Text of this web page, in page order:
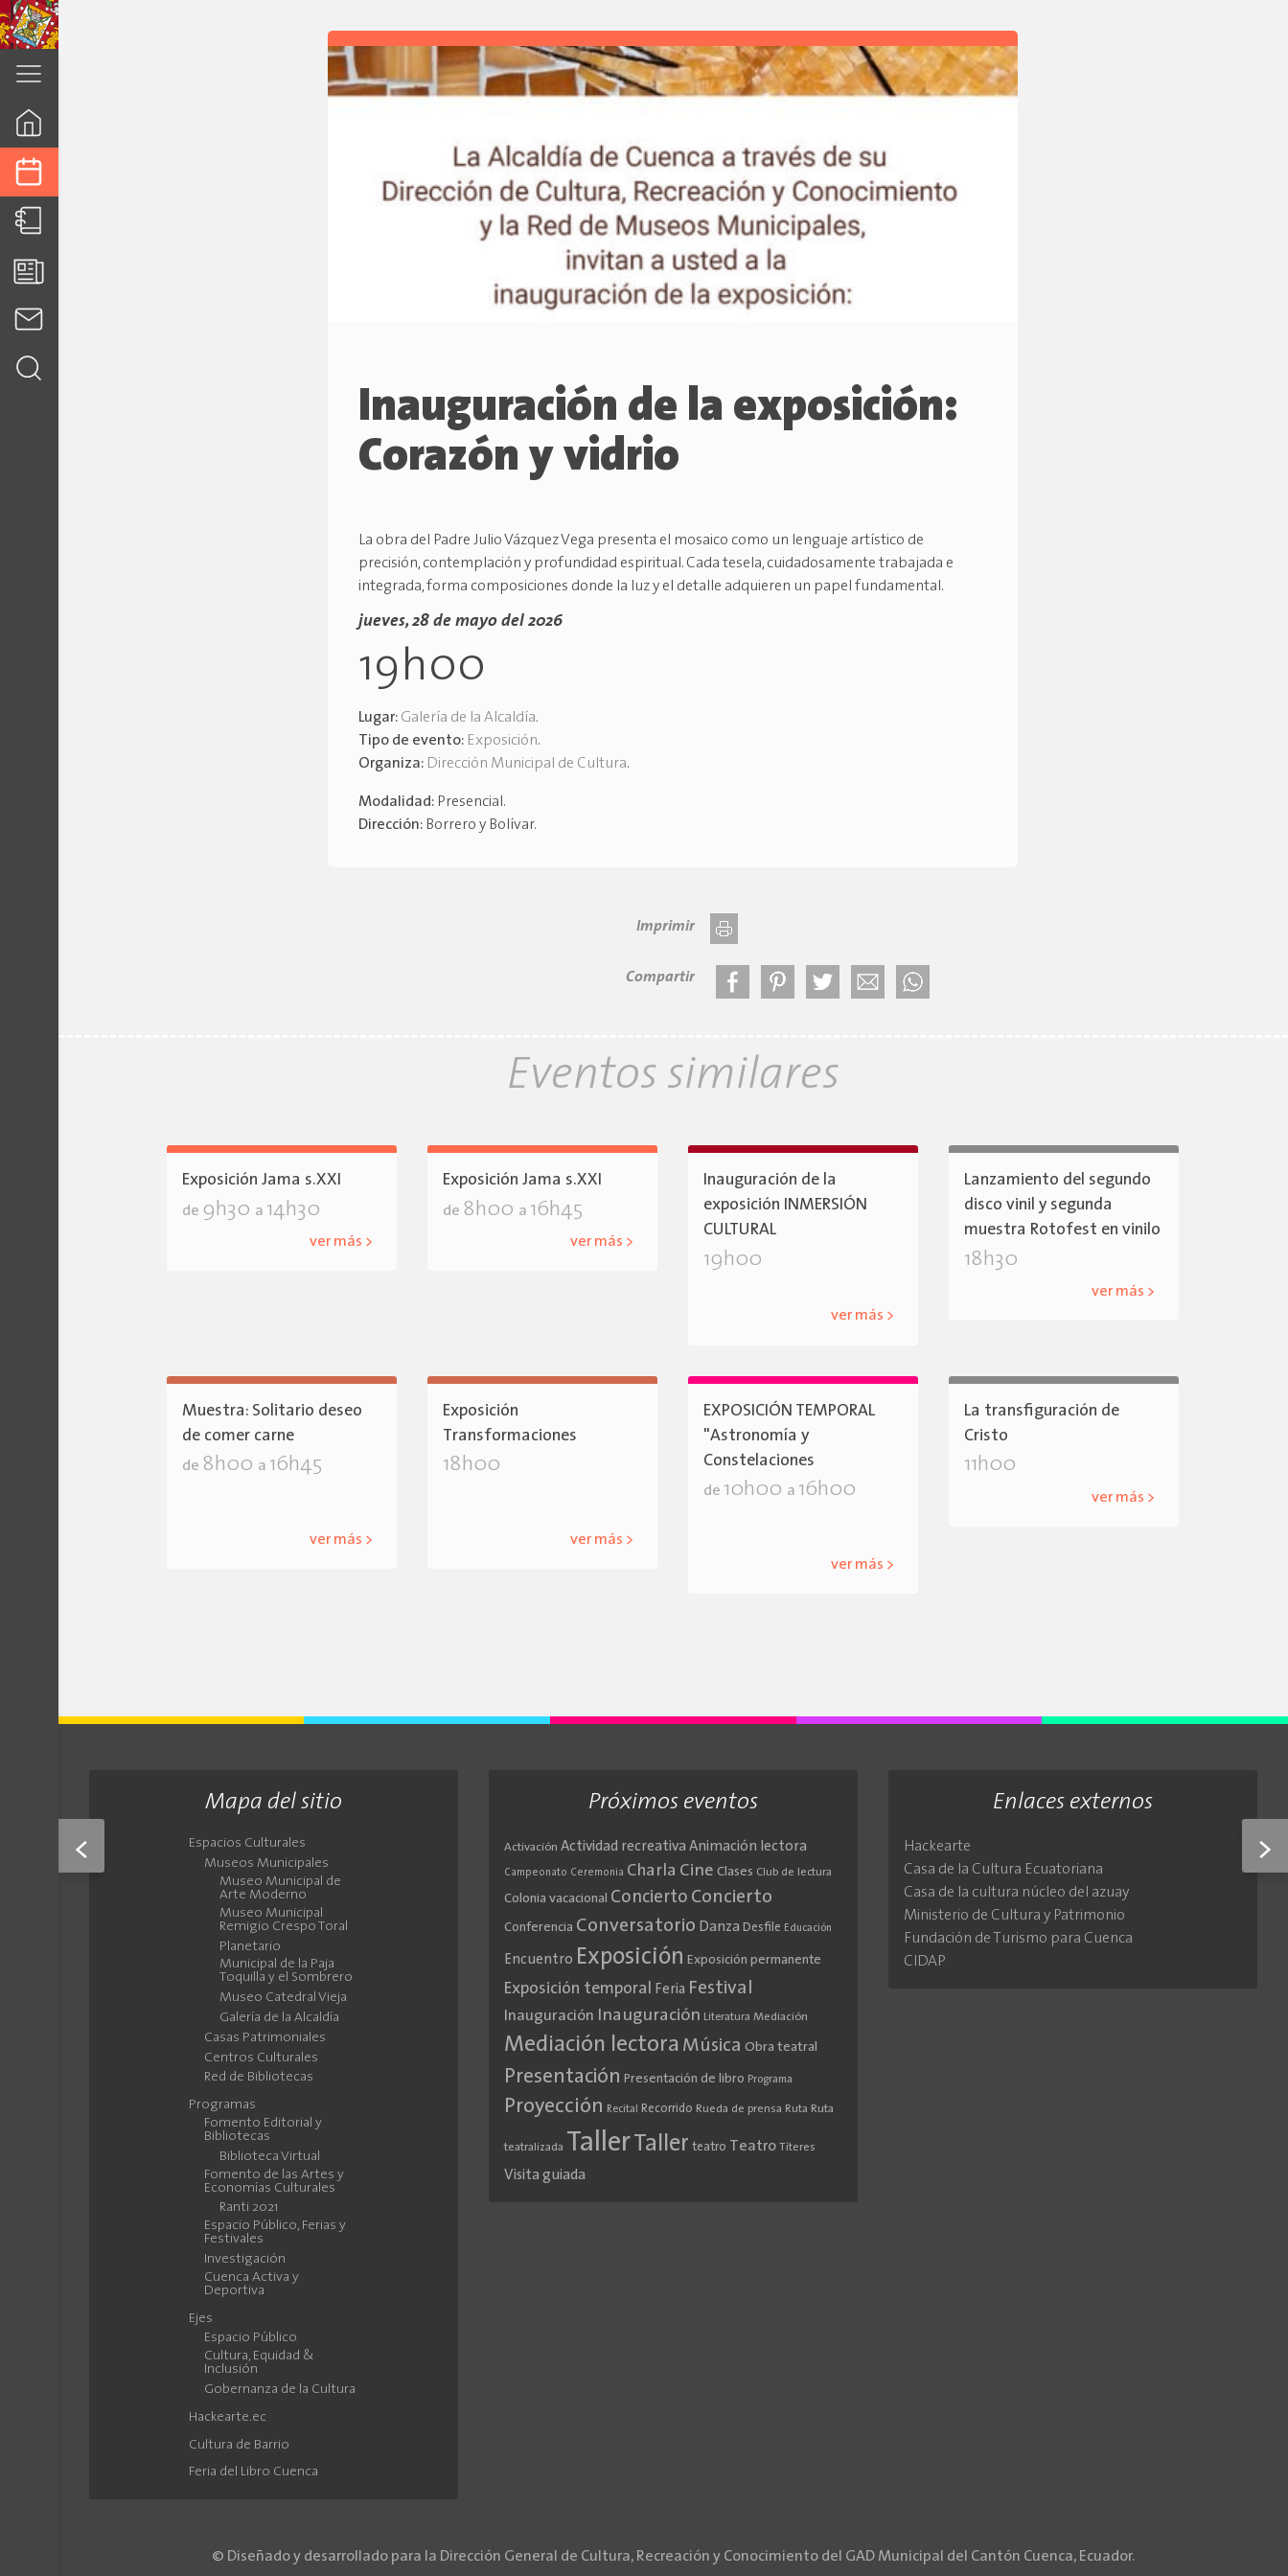
Inauguración de la exposición:
Corazón y vidrio
La obra del Padre Julio Vázquez Vega presenta el mosaico como un lenguaje artístico de
precisión, contemplación y profundidad espiritual. Cada tesela, cuidadosamente trabajada e
integrada, forma composiciones donde la luz y el detalle adquieren un papel fundamental.
jueves, 28 de mayo del 2026
19h00
Lugar: Galería de la Alcaldía.
Tipo de evento: Exposición.
Organiza: Dirección Municipal de Cultura.
Modalidad: Presencial.
Dirección: Borrero y Bolívar.
Imprimir
Compartir
< >
Eventos similares
Exposición Jama s.XXI
de 9h30 a 14h30
ver más >
Exposición Jama s.XXI
de 8h00 a 16h45
ver más >
Inauguración de la
exposición INMERSIÓN
CULTURAL
19h00
ver más >
Lanzamiento del segundo
disco vinil y segunda
muestra Rotofest en vinilo
18h30
ver más >
Muestra: Solitario deseo
de comer carne
de 8h00 a 16h45
ver más >
Exposición
Transformaciones
18h00
ver más >
EXPOSICIÓN TEMPORAL
"Astronomía y
Constelaciones
de 10h00 a 16h00
ver más >
La transfiguración de
Cristo
11h00
ver más >
Mapa del sitio
Espacios Culturales
Museos Municipales
Museo Municipal de
Arte Moderno
Museo Municipal
Remigio Crespo Toral
Planetario
Municipal de la Paja
Toquilla y el Sombrero
Museo Catedral Vieja
Galería de la Alcaldía
Casas Patrimoniales
Centros Culturales
Red de Bibliotecas
Programas
Fomento Editorial y
Bibliotecas
Biblioteca Virtual
Fomento de las Artes y
Economías Culturales
Ranti 2021
Espacio Público, Ferias y
Festivales
Investigación
Cuenca Activa y
Deportiva
Ejes
Espacio Público
Cultura, Equidad &
Inclusión
Gobernanza de la Cultura
Hackearte.ec
Cultura de Barrio
Feria del Libro Cuenca
Próximos eventos
Activación Actividad recreativa Animación lectora
Campeonato Ceremonia Charla Cine Clases Club de lectura
Colonia vacacional Concierto Concierto
Conferencia Conversatorio Danza Desfile Educación
Encuentro Exposición Exposición permanente
Exposición temporal Feria Festival
Inauguración Inauguración Literatura Mediación
Mediación lectora Música Obra teatral
Presentación Presentación de libro Programa
Proyección Recital Recorrido Rueda de prensa Ruta Ruta
teatralizada Taller Taller teatro Teatro Títeres
Visita guiada
Enlaces externos
Hackearte
Casa de la Cultura Ecuatoriana
Casa de la cultura núcleo del azuay
Ministerio de Cultura y Patrimonio
Fundación de Turismo para Cuenca
CIDAP
© Diseñado y desarrollado para la Dirección General de Cultura, Recreación y Conocimiento del GAD Municipal del Cantón Cuenca, Ecuador.